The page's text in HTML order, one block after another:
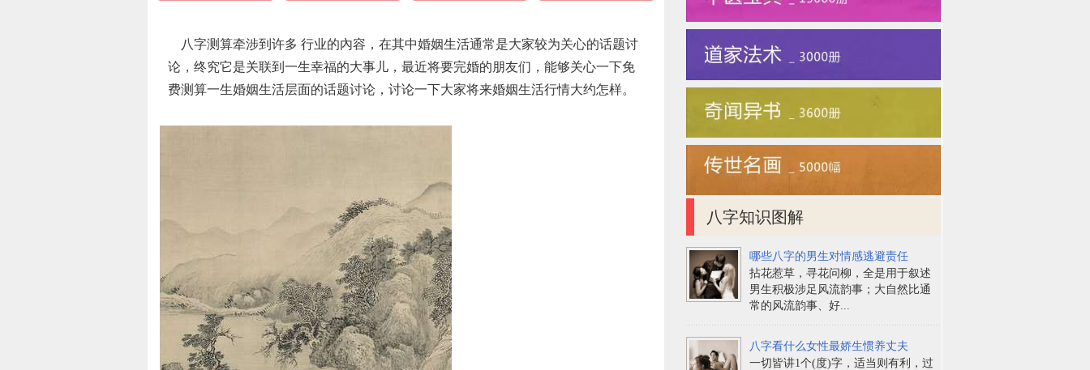
八字测算牵涉到许多 行业的內容，在其中婚姻生活通常是大家较为关心的话题讨
论，终究它是关联到一生幸福的大事儿，最近将要完婚的朋友们，能够关心一下免
费测算一生婚姻生活层面的话题讨论，讨论一下大家将来婚姻生活行情大约怎样。
八字知识图解
哪些八字的男生对情感逃避责任
拈花惹草，寻花问柳，全是用于叙述
男生积极涉足风流韵事；大自然比通
常的风流韵事、好...
八字看什么女性最娇生惯养丈夫
一切皆讲1个(度)字，适当则有利，过